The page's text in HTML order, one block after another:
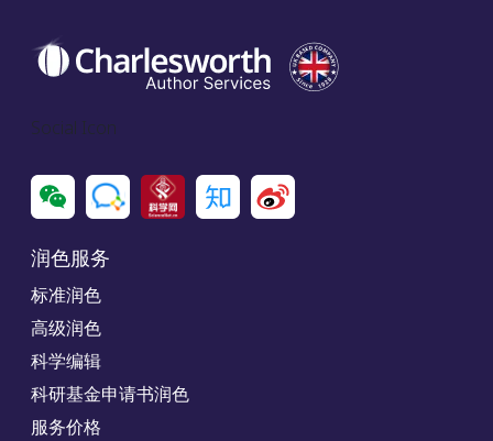
Social Icon
润色服务
标准润色
高级润色
科学编辑
科研基金申请书润色
服务价格